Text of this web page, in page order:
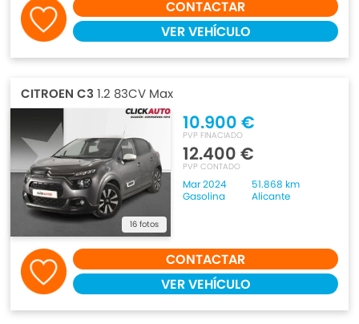
CONTACTAR
VER VEHÍCULO
CITROEN C3 1.2 83CV Max
16 fotos
10.900 €
PVP FINACIADO
12.400 €
PVP CONTADO
Mar 2024
51.868 km
Gasolina
Alicante
CONTACTAR
VER VEHÍCULO